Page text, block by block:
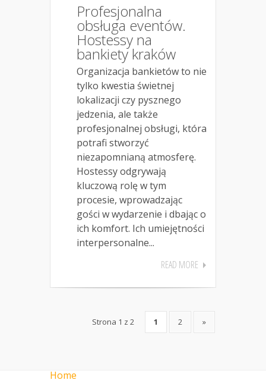
Profesjonalna
obsługa eventów.
Hostessy na
bankiety kraków
Organizacja bankietów to nie
tylko kwestia świetnej
lokalizacji czy pysznego
jedzenia, ale także
profesjonalnej obsługi, która
potrafi stworzyć
niezapomnianą atmosferę.
Hostessy odgrywają
kluczową rolę w tym
procesie, wprowadzając
gości w wydarzenie i dbając o
ich komfort. Ich umiejętności
interpersonalne...
READ MORE
Strona 1 z 2 1 2 »
Home